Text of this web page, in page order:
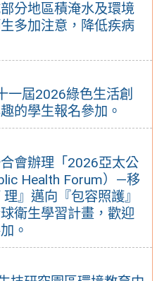
分地區積淹水及環境
多加注意，降低疾病
一屆2026綠色生活創
的學生報名參加。
會辦理「2026亞太公
Health Forum）—移
』邁向『包容照護』
衛生學習計畫，歡迎
。